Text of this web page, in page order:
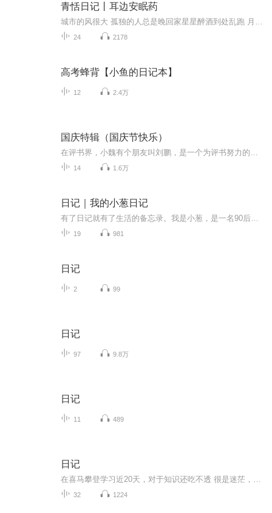
青恬日记丨耳边安眠药
24 2178
高考蜂背【小鱼的日记本】
12 2.4万
国庆特辑（国庆节快乐）
14 1.6万
日记｜我的小葱日记
19 981
日记
2 99
日记
97 9.8万
日记
11 489
日记
32 1224